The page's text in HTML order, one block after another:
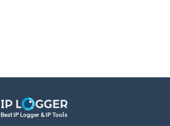
Best IP Logger & IP Tools